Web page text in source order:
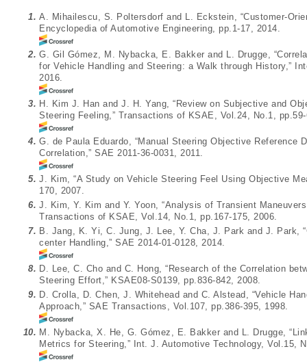
1. A. Mihailescu, S. Poltersdorf and L. Eckstein,
Encyclopedia of Automotive Engineering, pp.1-17, 2014.
2. G. Gil Gómez, M. Nybacka, E. Bakker and L. Drugge,
for Vehicle Handling and Steering: a Walk through History,”
2016.
3. H. Kim J. Han and J. H. Yang, “Review on Subjective and
Steering Feeling,” Transactions of KSAE, Vol.24, No.1,
4. G. de Paula Eduardo, “Manual Steering Objective Reference
Correlation,” SAE 2011-36-0031, 2011.
5. J. Kim, “A Study on Vehicle Steering Feel Using Objective
170, 2007.
6. J. Kim, Y. Kim and Y. Yoon, “Analysis of Transient
Transactions of KSAE, Vol.14, No.1, pp.167-175, 2006.
7. B. Jang, K. Yi, C. Jung, J. Lee, Y. Cha, J. Park and J. Park,
center Handling,” SAE 2014-01-0128, 2014.
8. D. Lee, C. Cho and C. Hong, “Research of the Correlation
Steering Effort,” KSAE08-S0139, pp.836-842, 2008.
9. D. Crolla, D. Chen, J. Whitehead and C. Alstead, “Vehicle
Approach,” SAE Transactions, Vol.107, pp.386-395, 1998.
10. M. Nybacka, X. He, G. Gómez, E. Bakker and L. Drugge,
Metrics for Steering,” Int. J. Automotive Technology, Vol.15,